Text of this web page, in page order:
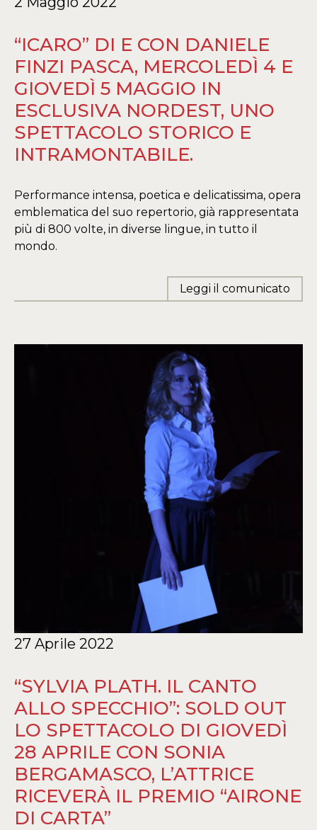
“ICARO” DI E CON DANIELE
FINZI PASCA, MERCOLEDÌ 4 E
GIOVEDÌ 5 MAGGIO IN
ESCLUSIVA NORDEST, UNO
SPETTACOLO STORICO E
INTRAMONTABILE.
Performance intensa, poetica e delicatissima, opera
emblematica del suo repertorio, già rappresentata
più di 800 volte, in diverse lingue, in tutto il
mondo.
Leggi il comunicato
27 Aprile 2022
“SYLVIA PLATH. IL CANTO
ALLO SPECCHIO”: SOLD OUT
LO SPETTACOLO DI GIOVEDÌ
28 APRILE CON SONIA
BERGAMASCO, L’ATTRICE
RICEVERÀ IL PREMIO “AIRONE
DI CARTA”